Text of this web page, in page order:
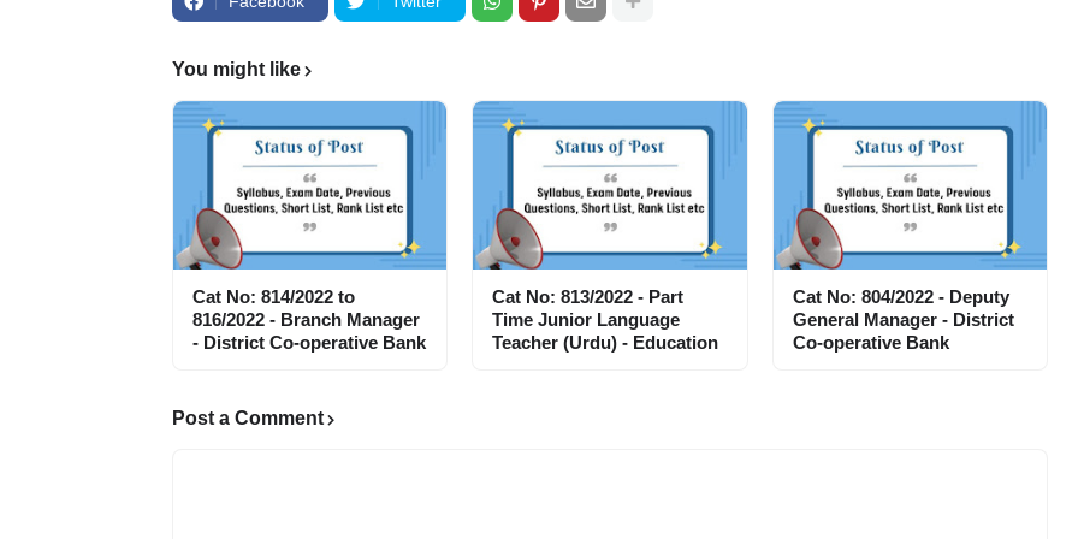
You might like
Cat No: 814/2022 to
816/2022 - Branch Manager
- District Co-operative Bank
Cat No: 813/2022 - Part
Time Junior Language
Teacher (Urdu) - Education
Cat No: 804/2022 - Deputy
General Manager - District
Co-operative Bank
Post a Comment